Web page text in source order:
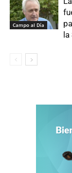
Campo al Día